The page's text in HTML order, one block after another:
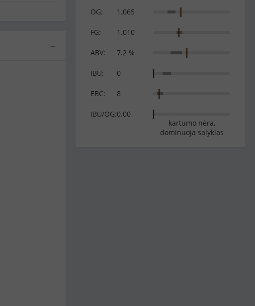
OG: 1.065
FG: 1.010
ABV: 7.2 %
IBU: 0
EBC: 8
IBU/OG:0.00
kartumo nėra,
dominuoja salyklas
−